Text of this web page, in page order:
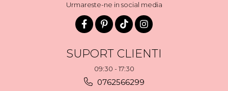
Urmareste-ne in social media
SUPORT CLIENTI
09:30 - 17:30
0762566299